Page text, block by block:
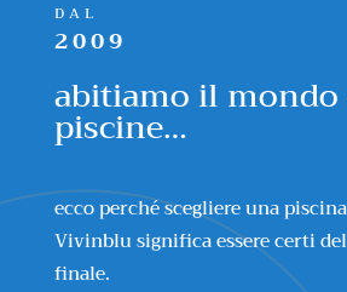
DAL
2009
abitiamo il
piscine…
ecco perché scegliere una
Vivinblu significa essere certi
finale.